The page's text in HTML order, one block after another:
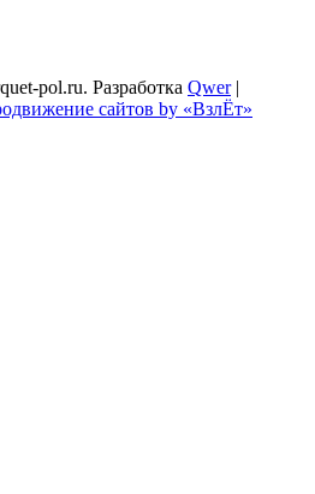
pol.ru. Разработка Qwer|
сайтов by «ВзлЁт»